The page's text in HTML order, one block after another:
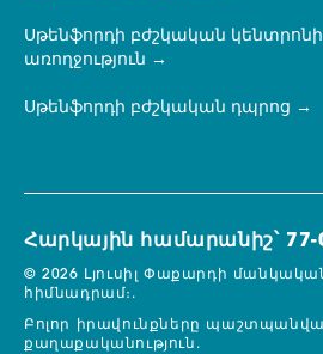
Սթենֆորդի բժշկական
առողջություն
Սթենֆորդի բժշկական դպրոց
Հարկային համարանիշ՝ 77-
© 2026 Լյուսիլ Փաքարդի
հիմնադրամ։.
Բոլոր իրավունքները
քաղաքականություն.